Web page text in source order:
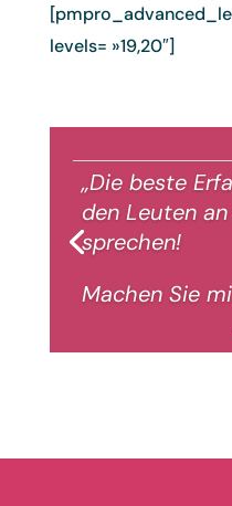
levels= »19,20″]
„Die beste
den Leuten
sprechen!
Machen Sie